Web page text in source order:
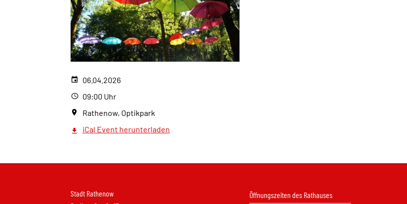
06.04.2026
09:00 Uhr
Rathenow, Optikpark
iCal Event herunterladen
Stadt Rathenow
Öffnungszeiten des Rathauses